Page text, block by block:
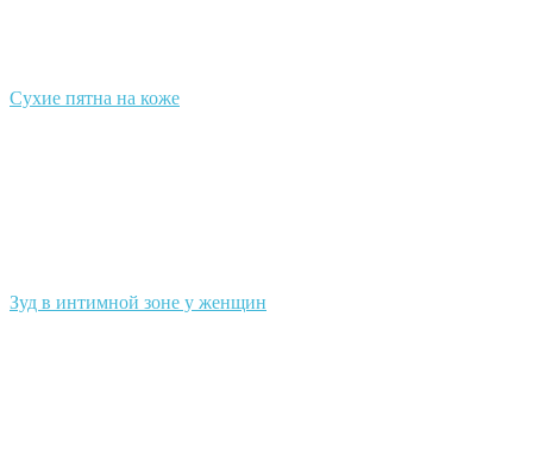
Сухие пятна на коже
Зуд в интимной зоне у женщин